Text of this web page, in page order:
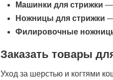
Машинки для стрижки —
Ножницы для стрижки —
Филировочные
Заказать товары
Уход за шерстью и когтями